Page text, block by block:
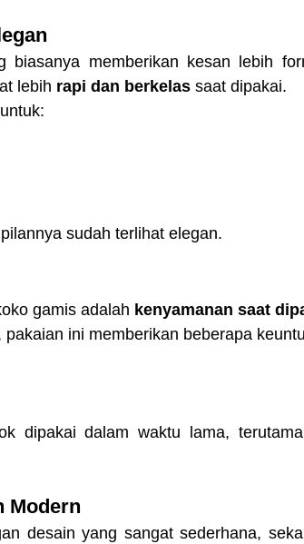
biasanya memberikan kesan lebih
lebih rapi dan berkelas saat dipakai.
sudah terlihat elegan.
gamis adalah kenyamanan saat
ini memberikan beberapa
dipakai dalam waktu lama,
Modern
desain yang sangat sederhana,